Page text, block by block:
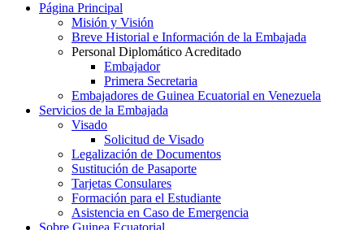
Página Principal
Misión y Visión
Breve Historial e Información de la Embajada
Personal Diplomático Acreditado
Embajador
Primera Secretaria
Embajadores de Guinea Ecuatorial en Venezuela
Servicios de la Embajada
Visado
Solicitud de Visado
Legalización de Documentos
Sustitución de Pasaporte
Tarjetas Consulares
Formación para el Estudiante
Asistencia en Caso de Emergencia
Sobre Guinea Ecuatorial